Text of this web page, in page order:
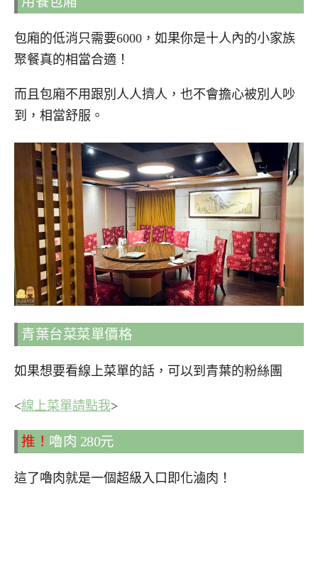
包廂的低消只需要6000，如果你是十人內的小家族
聚餐真的相當合適！
而且包廂不用跟別人人擠人，也不會擔心被別人吵
到，相當舒服。
青葉台菜菜單價格
如果想要看線上菜單的話，可以到青葉的粉絲團
<線上菜單請點我>
推！ 嚕肉 280元
這了嚕肉就是一個超級入口即化滷肉！